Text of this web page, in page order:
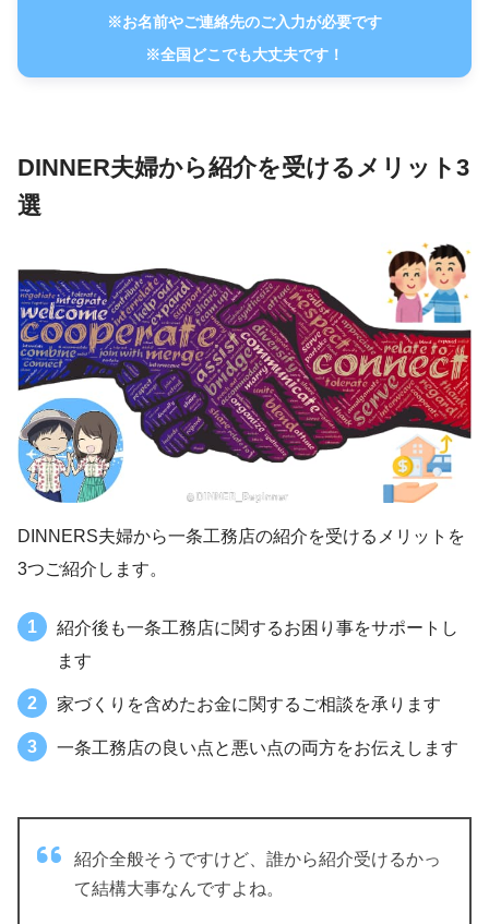
※お名前やご連絡先のご入力が必要です
※全国どこでも大丈夫です！
DINNER夫婦から紹介を受けるメリット3
選
DINNERS夫婦から一条工務店の紹介を受けるメリットを
3つご紹介します。
紹介後も一条工務店に関するお困り事をサポートし
ます
家づくりを含めたお金に関するご相談を承ります
一条工務店の良い点と悪い点の両方をお伝えします
紹介全般そうですけど、誰から紹介受けるかっ
て結構大事なんですよね。